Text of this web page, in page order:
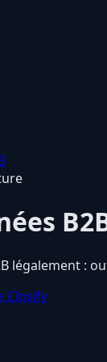
légalement :
Closify